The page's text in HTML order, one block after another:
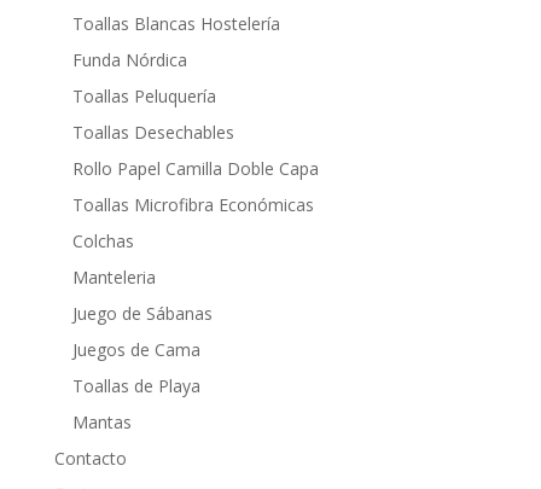
Toallas Blancas Hostelería
Funda Nórdica
Toallas Peluquería
Toallas Desechables
Rollo Papel Camilla Doble Capa
Toallas Microfibra Económicas
Colchas
Manteleria
Juego de Sábanas
Juegos de Cama
Toallas de Playa
Mantas
Contacto